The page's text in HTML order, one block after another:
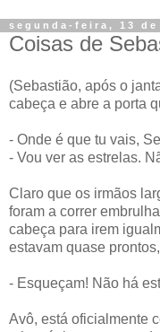
segunda-feira, 13 de
Coisas de
(Sebastião, após o
cabeça e abre a porta
- Onde é que tu vais,
- Vou ver as estrelas.
Claro que os irmãos
foram a correr
cabeça para irem
estavam quase
- Esqueçam! Não há
Avô, está oficialmente